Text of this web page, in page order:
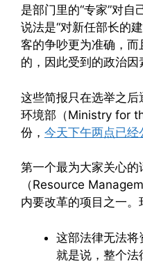
是部门里的“专家”对
说法是“对新任部长的
客的争吵更为准确，
的，因此受到的政治因
这些简报只在选举之
环境部（Ministry for
份， 今天下午两点已经
第一个最为大家关心
（Resource
内要改革的项目之一。
这部法律无法将
就是说，整个